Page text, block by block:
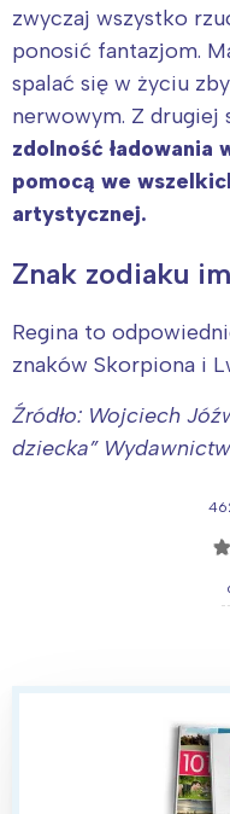
zwyczaj wszystko
ponosić fantazjom.
spalać się w życiu
nerwowym. Z drugiej
zdolność
pomocą we
artystycznej.
Znak zodiaku
Regina to
znaków Skorpiona i
Źródło: Wojciech
dziecka”
☆